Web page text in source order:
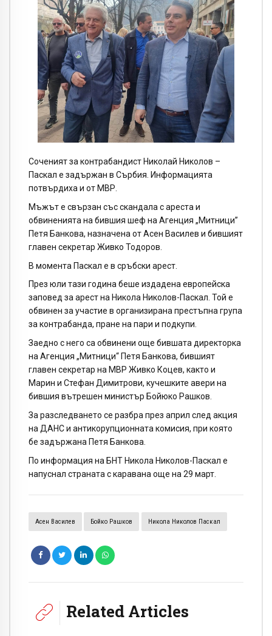
Соченият за контрабандист Николай Николов –
Паскал е задържан в Сърбия. Информацията
потвърдиха и от МВР.
Мъжът е свързан със скандала с ареста и
обвиненията на бившия шеф на Агенция „Митници”
Петя Банкова, назначена от Асен Василев и бившият
главен секретар Живко Тодоров.
В момента Паскал е в сръбски арест.
През юли тази година беше издадена европейска
заповед за арест на Никола Николов-Паскал. Той е
обвинен за участие в организирана престъпна група
за контрабанда, пране на пари и подкупи.
Заедно с него са обвинени още бившата директорка
на Агенция „Митници“ Петя Банкова, бившият
главен секретар на МВР Живко Коцев, както и
Марин и Стефан Димитрови, кучешките авери на
бившия вътрешен министър Бойюко Рашков.
За разследването се разбра през април след акция
на ДАНС и антикорупционната комисия, при която
бе задържана Петя Банкова.
По информация на БНТ Никола Николов-Паскал е
напуснал страната с каравана още на 29 март.
Асен Василев Бойко Рашков Никола Николов Паскал
Related Articles